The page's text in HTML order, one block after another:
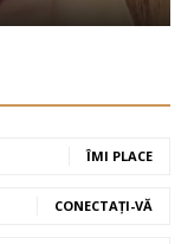
ÎMI PLACE
CONECTAȚI-VĂ